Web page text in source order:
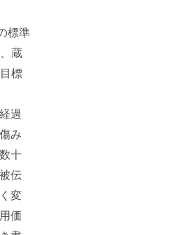
標準
蔵
標
過
み
十
伝
変
価